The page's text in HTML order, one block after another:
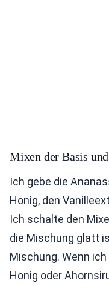
Mixen der Basis
Ich gebe die
Honig, den
Ich schalte den
die Mischung glatt
Mischung. Wenn
Honig oder